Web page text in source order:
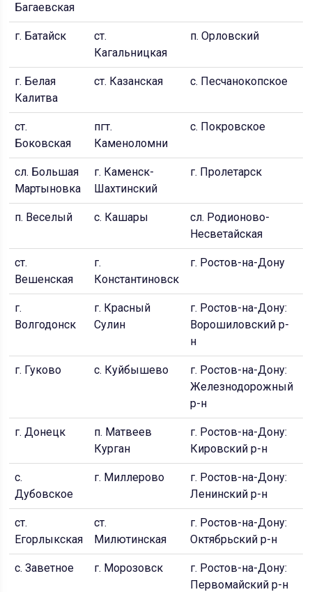
Багаевская
г. Батайск
ст.
Кагальницкая
п. Орловский
г. Белая
Калитва
ст. Казанская с. Песчанокопское
ст.
Боковская
пгт.
Каменоломни
с. Покровское
сл. Большая
Мартыновка
г. Каменск-
Шахтинский
г. Пролетарск
п. Веселый с. Кашары
сл. Родионово-
Несветайская
ст.
Вешенская
г.
Константиновск
г. Ростов-на-Дону
г.
Волгодонск
г. Красный
Сулин
г. Ростов-на-Дону:
Ворошиловский р-
н
г. Гуково с. Куйбышево
г. Ростов-на-Дону:
Железнодорожный
р-н
г. Донецк
п. Матвеев
Курган
г. Ростов-на-Дону:
Кировский р-н
с.
Дубовское
г. Миллерово
г. Ростов-на-Дону:
Ленинский р-н
ст.
Егорлыкская
ст.
Милютинская
г. Ростов-на-Дону:
Октябрьский р-н
с. Заветное г. Морозовск
г. Ростов-на-Дону:
Первомайский р-н